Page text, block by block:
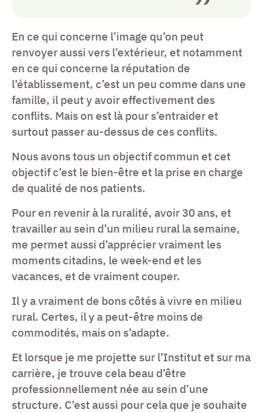
En ce qui concerne l’image qu’on peut
renvoyer aussi vers l’extérieur, et notamment
en ce qui concerne la réputation de
l’établissement, c’est un peu comme dans une
famille, il peut y avoir effectivement des
conflits. Mais on est là pour s’entraider et
surtout passer au-dessus de ces conflits.
Nous avons tous un objectif commun et cet
objectif c’est le bien-être et la prise en charge
de qualité de nos patients.
Pour en revenir à la ruralité, avoir 30 ans, et
travailler au sein d’un milieu rural la semaine,
me permet aussi d’apprécier vraiment les
moments citadins, le week-end et les
vacances, et de vraiment couper.
Il y a vraiment de bons côtés à vivre en milieu
rural. Certes, il y a peut-être moins de
commodités, mais on s’adapte.
Et lorsque je me projette sur l’Institut et sur ma
carrière, je trouve cela beau d’être
professionnellement née au sein d’une
structure. C’est aussi pour cela que je souhaite